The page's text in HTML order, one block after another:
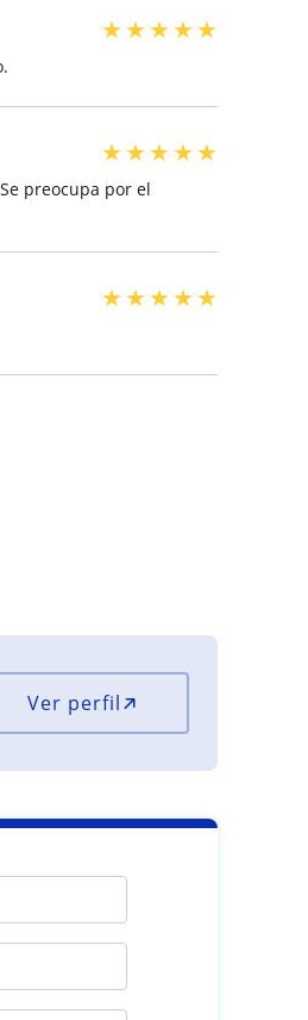
★★★★★
★★★★★
preocupa por el
★★★★★
Ver perfil